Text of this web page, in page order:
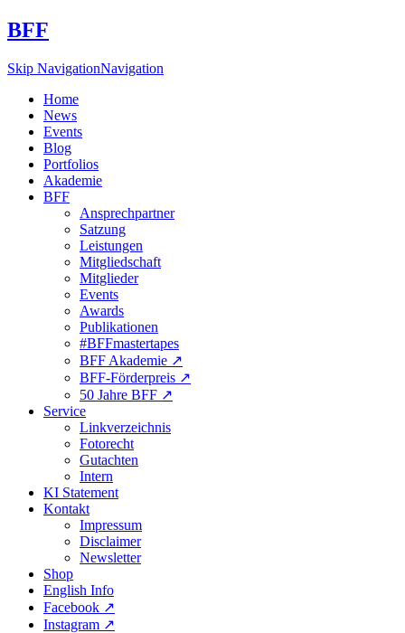
BFF
Skip NavigationNavigation
Home
News
Events
Blog
Portfolios
Akademie
BFF
Ansprechpartner
Satzung
Leistungen
Mitgliedschaft
Mitglieder
Events
Awards
Publikationen
#BFFmastertapes
BFF Akademie ↗︎
BFF-Förderpreis ↗︎
50 Jahre BFF ↗︎
Service
Linkverzeichnis
Fotorecht
Gutachten
Intern
KI Statement
Kontakt
Impressum
Disclaimer
Newsletter
Shop
English Info
Facebook ↗︎
Instagram ↗︎